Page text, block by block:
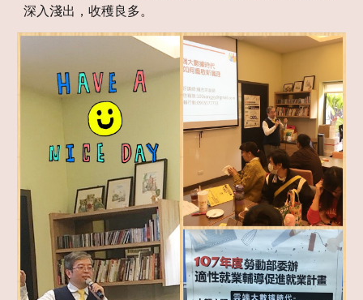
深入淺出，收穫良多。